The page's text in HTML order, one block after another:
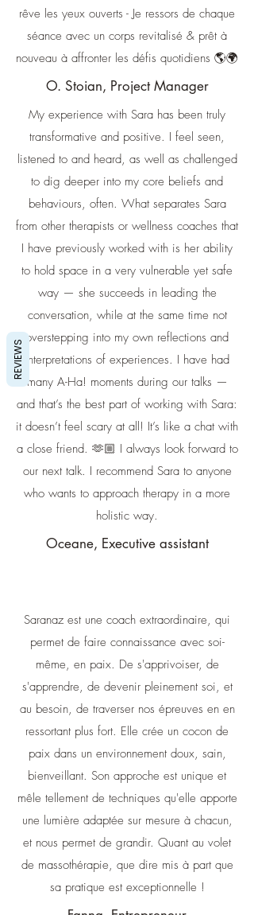
rêve les yeux ouverts - Je ressors de chaque
séance avec un corps revitalisé & prêt à
nouveau à affronter les défis quotidiens 🌎🌍
O. Stoian, Project Manager
My experience with Sara has been truly
transformative and positive. I feel seen,
listened to and heard, as well as challenged
to dig deeper into my core beliefs and
behaviours, often. What separates Sara
from other therapists or wellness coaches that
I have previously worked with is her ability
to hold space in a very vulnerable yet safe
way — she succeeds in leading the
conversation, while at the same time not
overstepping into my own reflections and
interpretations of experiences. I have had
many A-Ha! moments during our talks —
and that’s the best part of working with Sara:
it doesn’t feel scary at all! It’s like a chat with
a close friend. 🫶🏼 I always look forward to
our next talk. I recommend Sara to anyone
who wants to approach therapy in a more
holistic way.
Oceane, Executive assistant
Saranaz est une coach extraordinaire, qui
permet de faire connaissance avec soi-
même, en paix. De s'apprivoiser, de
s'apprendre, de devenir pleinement soi, et
au besoin, de traverser nos épreuves en en
ressortant plus fort. Elle crée un cocon de
paix dans un environnement doux, sain,
bienveillant. Son approche est unique et
mêle tellement de techniques qu'elle apporte
une lumière adaptée sur mesure à chacun,
et nous permet de grandir. Quant au volet
de massothérapie, que dire mis à part que
sa pratique est exceptionnelle !
REVIEWS